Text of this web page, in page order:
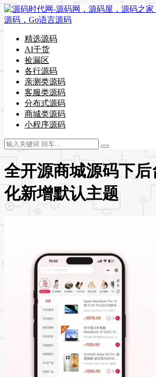
精选源码
AI干货
捡漏区
各行源码
亲测类源码
客服类源码
分布式源码
商城类源码
小程序源码
全开源商城源码下
化新增默认主题